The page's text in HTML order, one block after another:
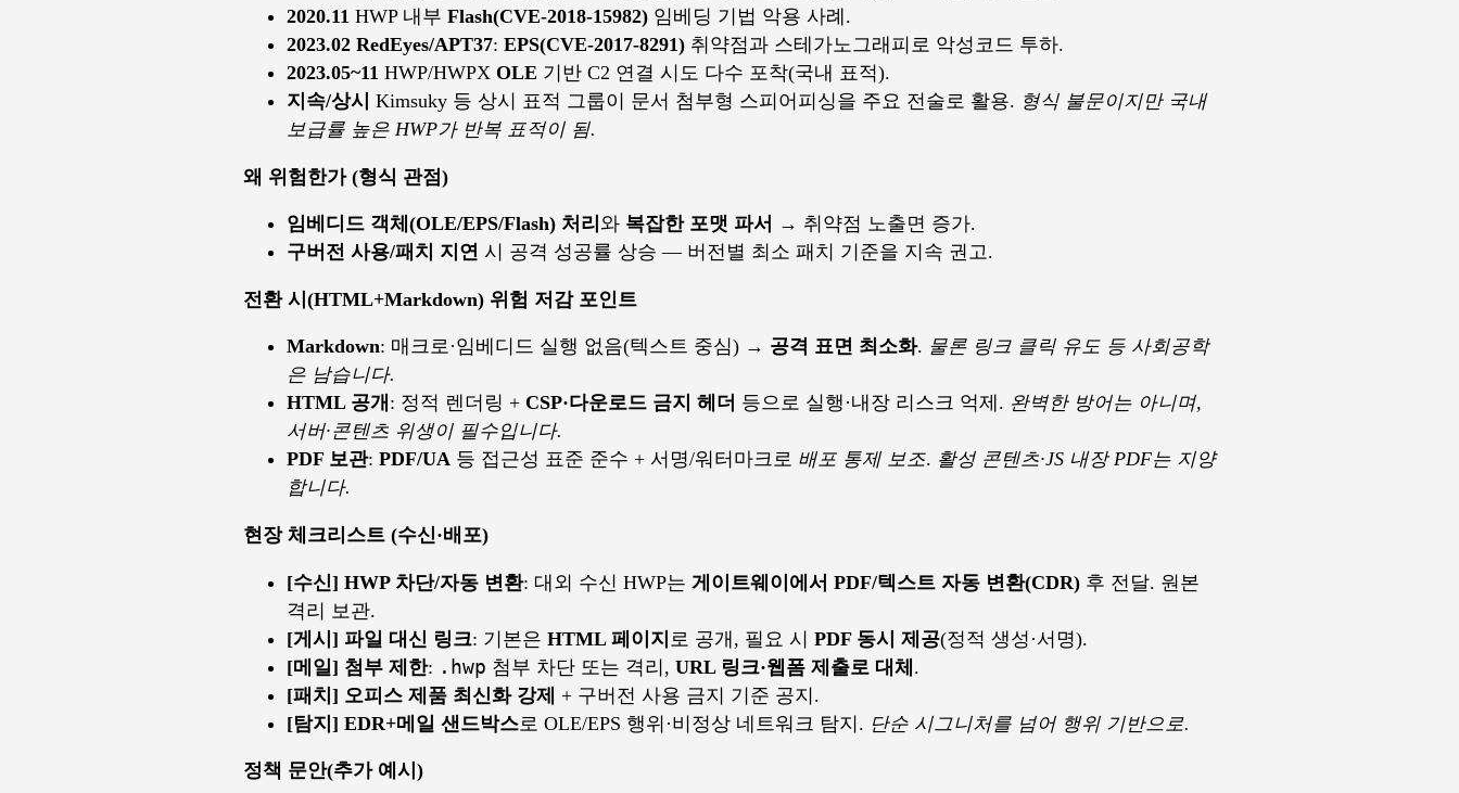
2020.11 HWP 내부 Flash(CVE-2018-15982) 임베딩 기법 악용 사례.
2023.02 RedEyes/APT37: EPS(CVE-2017-8291) 취약점과 스테가노그래피로 악성코드 투하.
2023.05~11 HWP/HWPX OLE 기반 C2 연결 시도 다수 포착(국내 표적).
지속/상시 Kimsuky 등 상시 표적 그룹이 문서 첨부형 스피어피싱을 주요 전술로 활용. 형식 불문이지만 국내
보급률 높은 HWP가 반복 표적이 됨.
왜 위험한가 (형식 관점)
임베디드 객체(OLE/EPS/Flash) 처리 와 복잡한 포맷 파서 → 취약점 노출면 증가.
구버전 사용/패치 지연 시 공격 성공률 상승 — 버전별 최소 패치 기준을 지속 권고.
전환 시(HTML+Markdown) 위험 저감 포인트
Markdown: 매크로·임베디드 실행 없음(텍스트 중심) → 공격 표면 최소화. 물론 링크 클릭 유도 등 사회공학
은 남습니다.
HTML 공개 : 정적 렌더링 + CSP·다운로드 금지 헤더 등으로 실행·내장 리스크 억제. 완벽한 방어는 아니며,
서버·콘텐츠 위생이 필수입니다.
PDF 보관: PDF/UA 등 접근성 표준 준수 + 서명/워터마크로 배포 통제 보조. 활성 콘텐츠·JS 내장 PDF는 지양
합니다.
현장 체크리스트 (수신·배포)
[수신] HWP 차단/자동 변환: 대외 수신 HWP는 게이트웨이에서 PDF/텍스트 자동 변환(CDR) 후 전달. 원본
격리 보관.
[게시] 파일 대신 링크: 기본은 HTML 페이지 로 공개, 필요 시 PDF 동시 제공(정적 생성·서명).
[메일] 첨부 제한: .hwp 첨부 차단 또는 격리, URL 링크·웹폼 제출로 대체 .
[패치] 오피스 제품 최신화 강제 + 구버전 사용 금지 기준 공지.
[탐지] EDR+메일 샌드박스로 OLE/EPS 행위·비정상 네트워크 탐지. 단순 시그니처를 넘어 행위 기반으로.
정책 문안(추가 예시)